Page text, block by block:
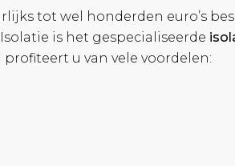
tot wel honderden euro’s
is het gespecialiseerde
u van vele voordelen: